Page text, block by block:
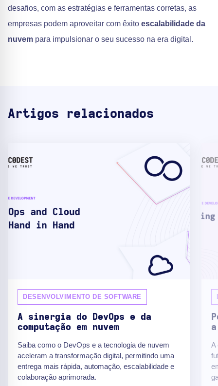
desafios, com as estratégias e ferramentas corretas, as
empresas podem aproveitar com êxito escalabilidade da
nuvem para impulsionar o seu sucesso na era digital.
Artigos relacionados
DESENVOLVIMENTO DE SOFTWARE
A sinergia do DevOps e da
computação em nuvem
Saiba como o DevOps e a tecnologia de nuvem
aceleram a transformação digital, permitindo uma
entrega mais rápida, automação, escalabilidade e
colaboração aprimorada.
A